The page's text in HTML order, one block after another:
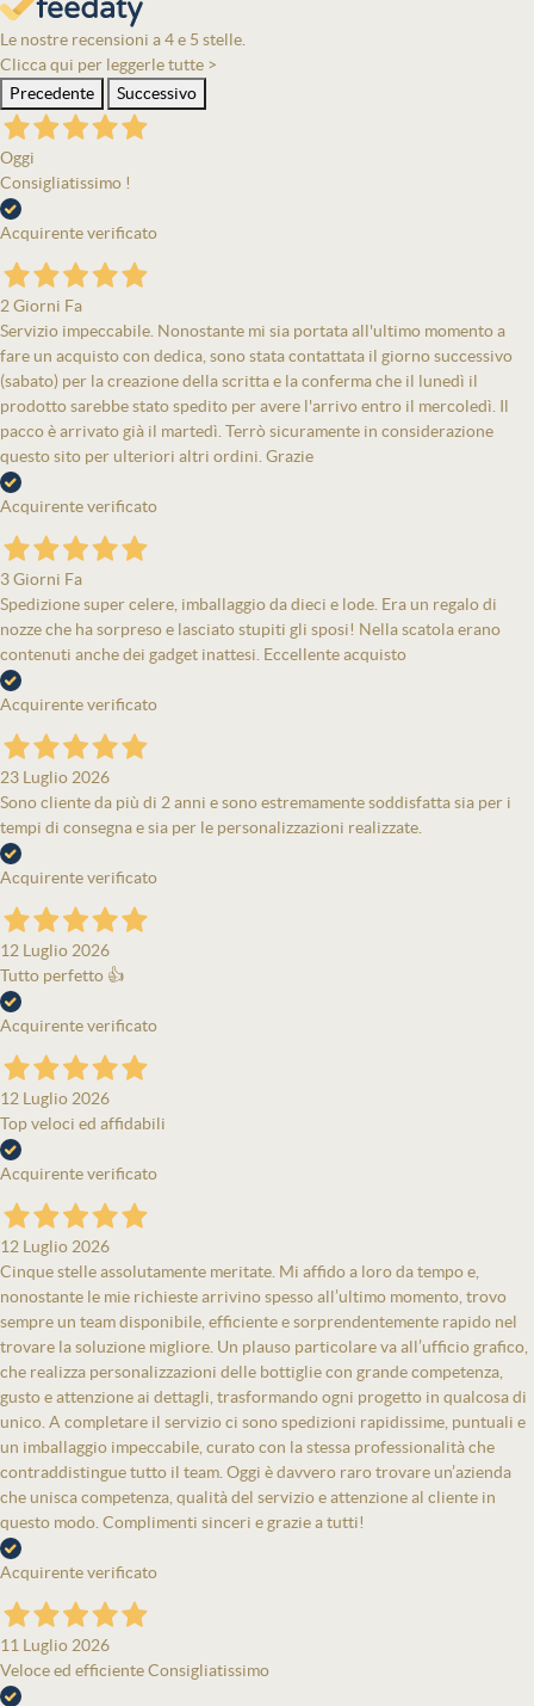
Le nostre recensioni a 4 e 5 stelle.
Clicca qui per leggerle tutte >
Precedente
Successivo
Oggi
Consigliatissimo !
Acquirente verificato
2 Giorni Fa
Servizio impeccabile. Nonostante mi sia portata all'ultimo momento a
fare un acquisto con dedica, sono stata contattata il giorno successivo
(sabato) per la creazione della scritta e la conferma che il lunedì il
prodotto sarebbe stato spedito per avere l'arrivo entro il mercoledì. Il
pacco è arrivato già il martedì. Terrò sicuramente in considerazione
questo sito per ulteriori altri ordini. Grazie
Acquirente verificato
3 Giorni Fa
Spedizione super celere, imballaggio da dieci e lode. Era un regalo di
nozze che ha sorpreso e lasciato stupiti gli sposi! Nella scatola erano
contenuti anche dei gadget inattesi. Eccellente acquisto
Acquirente verificato
23 Luglio 2026
Sono cliente da più di 2 anni e sono estremamente soddisfatta sia per i
tempi di consegna e sia per le personalizzazioni realizzate.
Acquirente verificato
12 Luglio 2026
Tutto perfetto 👍
Acquirente verificato
12 Luglio 2026
Top veloci ed affidabili
Acquirente verificato
12 Luglio 2026
Cinque stelle assolutamente meritate. Mi affido a loro da tempo e,
nonostante le mie richieste arrivino spesso all’ultimo momento, trovo
sempre un team disponibile, efficiente e sorprendentemente rapido nel
trovare la soluzione migliore. Un plauso particolare va all’ufficio grafico,
che realizza personalizzazioni delle bottiglie con grande competenza,
gusto e attenzione ai dettagli, trasformando ogni progetto in qualcosa di
unico. A completare il servizio ci sono spedizioni rapidissime, puntuali e
un imballaggio impeccabile, curato con la stessa professionalità che
contraddistingue tutto il team. Oggi è davvero raro trovare un’azienda
che unisca competenza, qualità del servizio e attenzione al cliente in
questo modo. Complimenti sinceri e grazie a tutti!
Acquirente verificato
11 Luglio 2026
Veloce ed efficiente Consigliatissimo